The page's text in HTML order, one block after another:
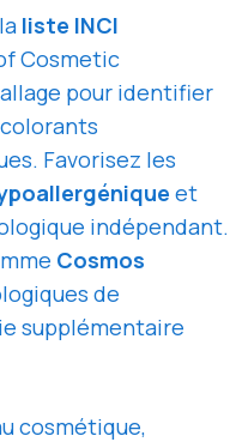
liste INCI
Cosmetic
pour identifier
Favorisez les
et
indépendant.
Cosmos
de
supplémentaire
cosmétique,